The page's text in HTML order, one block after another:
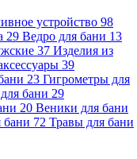
устройство 98
29 Ведро для бани 13
37 Изделия из
39
23 Гигрометры для
бани 29
20 Веники для бани
бани 72 Травы для бани